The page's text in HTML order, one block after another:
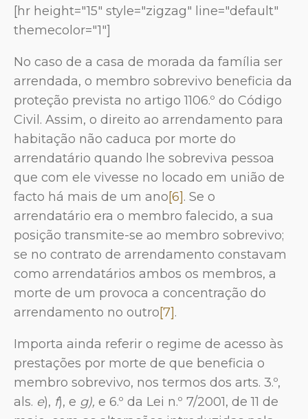
[hr height="15" style="zigzag" line="default"
themecolor="1"]
No caso de a casa de morada da família ser
arrendada, o membro sobrevivo beneficia da
proteção prevista no artigo 1106.º do Código
Civil. Assim, o direito ao arrendamento para
habitação não caduca por morte do
arrendatário quando lhe sobreviva pessoa
que com ele vivesse no locado em união de
facto há mais de um ano[6]. Se o
arrendatário era o membro falecido, a sua
posição transmite-se ao membro sobrevivo;
se no contrato de arrendamento constavam
como arrendatários ambos os membros, a
morte de um provoca a concentração do
arrendamento no outro[7].
Importa ainda referir o regime de acesso às
prestações por morte de que beneficia o
membro sobrevivo, nos termos dos arts. 3.º,
als. e), f), e g), e 6.º da Lei n.º 7/2001, de 11 de